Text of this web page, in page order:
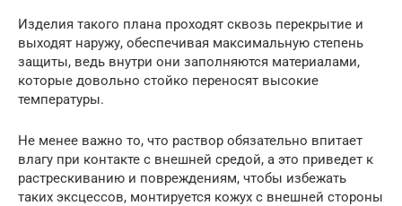
Изделия такого плана проходят сквозь перекрытие и
выходят наружу, обеспечивая максимальную степень
защиты, ведь внутри они заполняются материалами,
которые довольно стойко переносят высокие
температуры.
Не менее важно то, что раствор обязательно впитает
влагу при контакте с внешней средой, а это приведет к
растрескиванию и повреждениям, чтобы избежать
таких эксцессов, монтируется кожух с внешней стороны